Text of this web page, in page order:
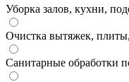
Уборка залов, кухни,
Очистка вытяжек,
Санитарные обработки